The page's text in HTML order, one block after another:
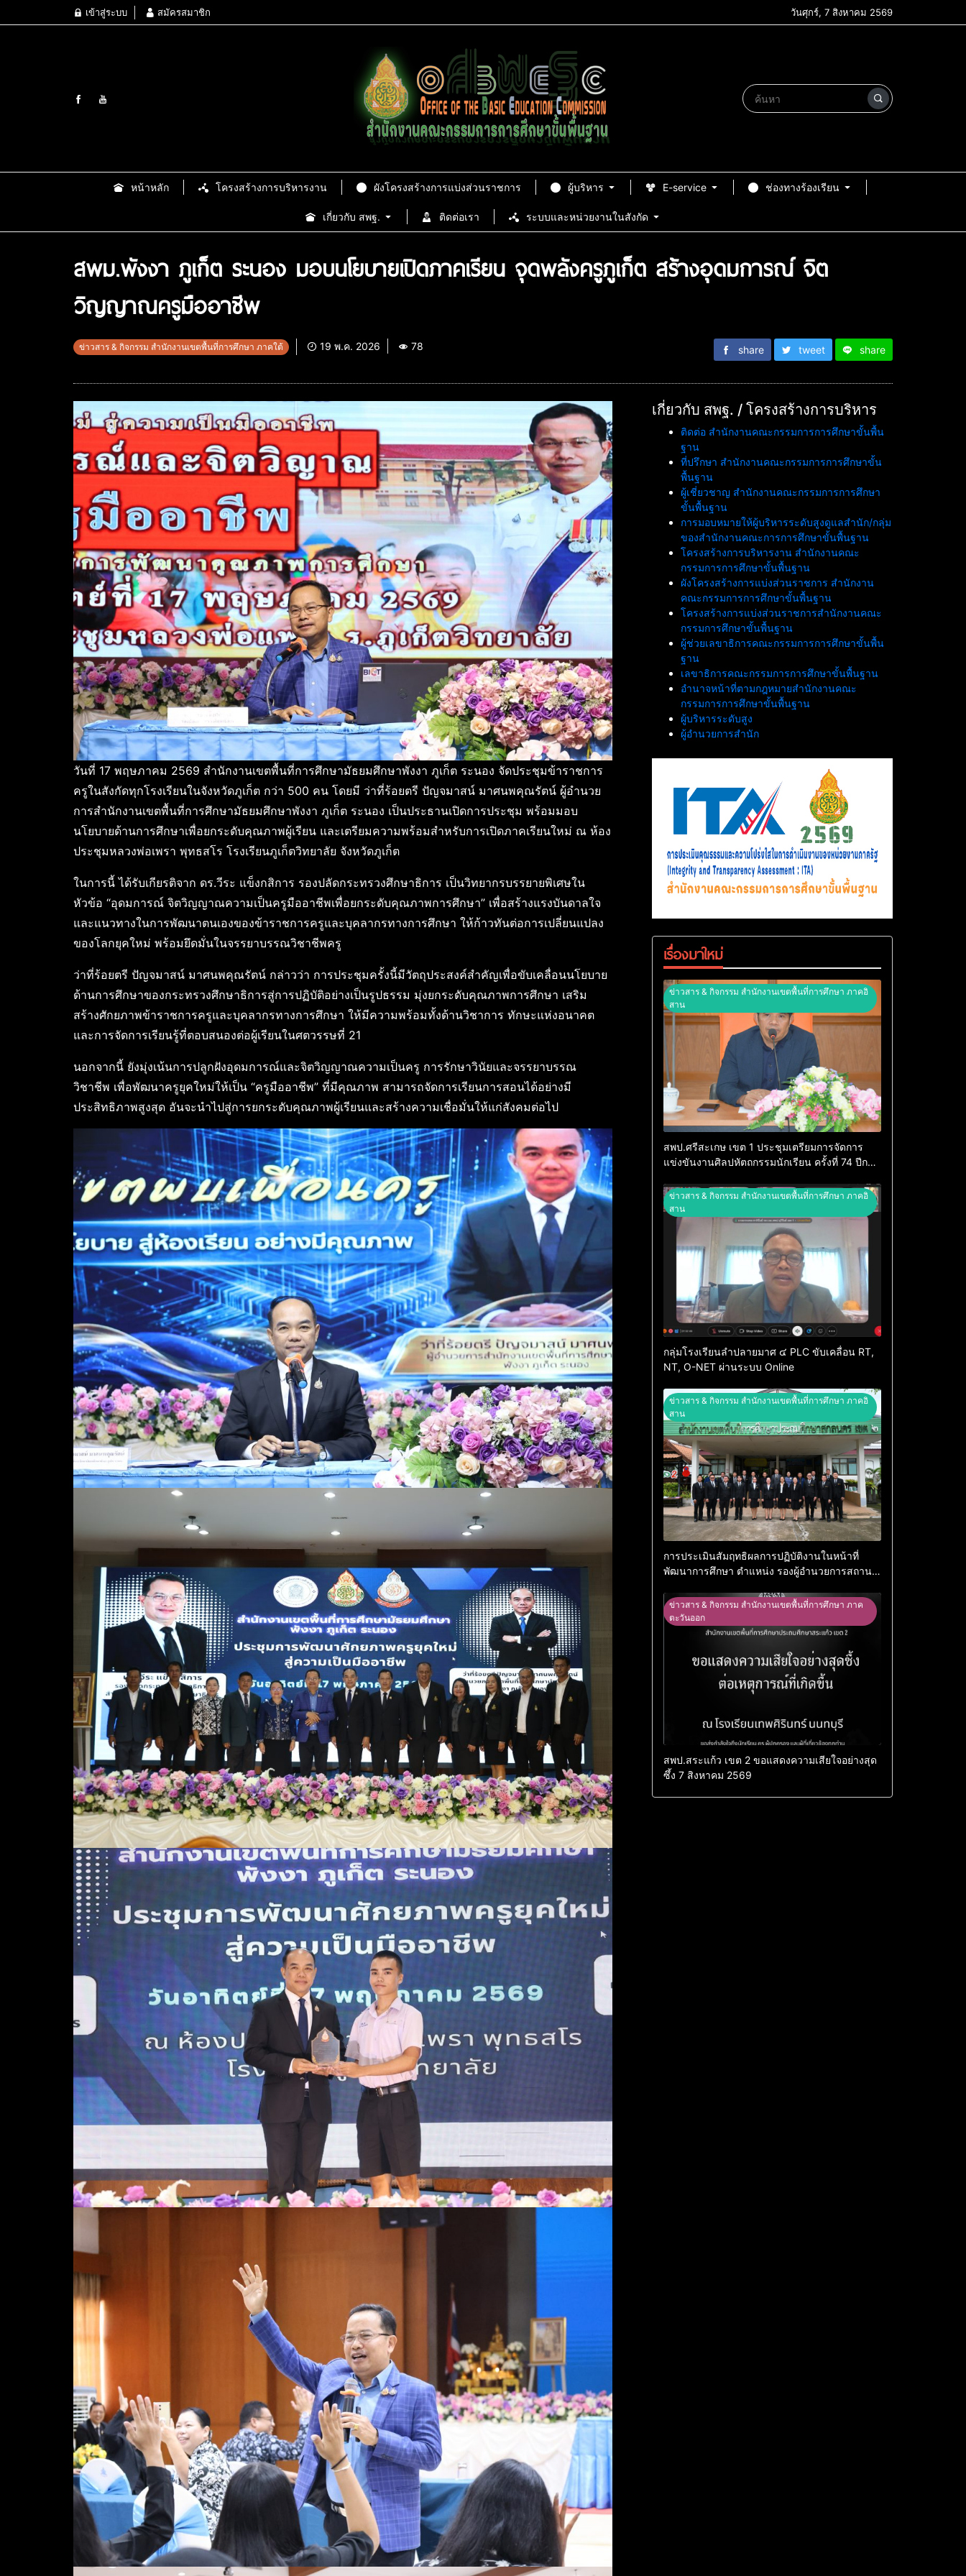
เข้าสู่ระบบ สมัครสมาชิก วันศุกร์, 7 สิงหาคม 2569
หน้าหลัก โครงสร้างการบริหารงาน ผังโครงสร้างการแบ่งส่วนราชการ ผู้บริหาร E-service ช่องทางร้องเรียน
เกี่ยวกับ สพฐ. ติดต่อเรา ระบบและหน่วยงานในสังกัด
สพม.พังงา ภูเก็ต ระนอง มอบนโยบายเปิดภาคเรียน จุดพลังครูภูเก็ต สร้างอุดมการณ์ จิต
วิญญาณครูมืออาชีพ
ข่าวสาร & กิจกรรม สำนักงานเขตพื้นที่การศึกษา ภาคใต้ 19 พ.ค. 2026 78 share tweet share
วันที่ 17 พฤษภาคม 2569 สำนักงานเขตพื้นที่การศึกษามัธยมศึกษาพังงา ภูเก็ต ระนอง จัดประชุมข้าราชการ
ครูในสังกัดทุกโรงเรียนในจังหวัดภูเก็ต กว่า 500 คน โดยมี ว่าที่ร้อยตรี ปัญจมาสน์ มาศนพคุณรัตน์ ผู้อำนวย
การสำนักงานเขตพื้นที่การศึกษามัธยมศึกษาพังงา ภูเก็ต ระนอง เป็นประธานเปิดการประชุม พร้อมมอบ
นโยบายด้านการศึกษาเพื่อยกระดับคุณภาพผู้เรียน และเตรียมความพร้อมสำหรับการเปิดภาคเรียนใหม่ ณ ห้อง
ประชุมหลวงพ่อเพรา พุทธสโร โรงเรียนภูเก็ตวิทยาลัย จังหวัดภูเก็ต
ในการนี้ ได้รับเกียรติจาก ดร.วีระ แข็งกสิการ รองปลัดกระทรวงศึกษาธิการ เป็นวิทยากรบรรยายพิเศษใน
หัวข้อ “อุดมการณ์ จิตวิญญาณความเป็นครูมืออาชีพเพื่อยกระดับคุณภาพการศึกษา” เพื่อสร้างแรงบันดาลใจ
และแนวทางในการพัฒนาตนเองของข้าราชการครูและบุคลากรทางการศึกษา ให้ก้าวทันต่อการเปลี่ยนแปลง
ของโลกยุคใหม่ พร้อมยึดมั่นในจรรยาบรรณวิชาชีพครู
ว่าที่ร้อยตรี ปัญจมาสน์ มาศนพคุณรัตน์ กล่าวว่า การประชุมครั้งนี้มีวัตถุประสงค์สำคัญเพื่อขับเคลื่อนนโยบาย
ด้านการศึกษาของกระทรวงศึกษาธิการสู่การปฏิบัติอย่างเป็นรูปธรรม มุ่งยกระดับคุณภาพการศึกษา เสริม
สร้างศักยภาพข้าราชการครูและบุคลากรทางการศึกษา ให้มีความพร้อมทั้งด้านวิชาการ ทักษะแห่งอนาคต
และการจัดการเรียนรู้ที่ตอบสนองต่อผู้เรียนในศตวรรษที่ 21
นอกจากนี้ ยังมุ่งเน้นการปลูกฝังอุดมการณ์และจิตวิญญาณความเป็นครู การรักษาวินัยและจรรยาบรรณ
วิชาชีพ เพื่อพัฒนาครูยุคใหม่ให้เป็น “ครูมืออาชีพ” ที่มีคุณภาพ สามารถจัดการเรียนการสอนได้อย่างมี
ประสิทธิภาพสูงสุด อันจะนำไปสู่การยกระดับคุณภาพผู้เรียนและสร้างความเชื่อมั่นให้แก่สังคมต่อไป
เกี่ยวกับ สพฐ. / โครงสร้างการบริหาร
ติดต่อ สำนักงานคณะกรรมการการศึกษาขั้นพื้น
ฐาน
ที่ปรึกษา สำนักงานคณะกรรมการการศึกษาขั้น
พื้นฐาน
ผู้เชี่ยวชาญ สำนักงานคณะกรรมการการศึกษา
ขั้นพื้นฐาน
การมอบหมายให้ผู้บริหารระดับสูงดูแลสำนัก/กลุ่ม
ของสำนักงานคณะการการศึกษาขั้นพื้นฐาน
โครงสร้างการบริหารงาน สำนักงานคณะ
กรรมการการศึกษาขั้นพื้นฐาน
ผังโครงสร้างการแบ่งส่วนราชการ สำนักงาน
คณะกรรมการการศึกษาขั้นพื้นฐาน
โครงสร้างการแบ่งส่วนราชการสำนักงานคณะ
กรรมการศึกษาขั้นพื้นฐาน
ผู้ช่วยเลขาธิการคณะกรรมการการศึกษาขั้นพื้น
ฐาน
เลขาธิการคณะกรรมการการศึกษาขั้นพื้นฐาน
อำนาจหน้าที่ตามกฎหมายสำนักงานคณะ
กรรมการการศึกษาขั้นพื้นฐาน
ผู้บริหารระดับสูง
ผู้อำนวยการสำนัก
เรื่องมาใหม่
ข่าวสาร & กิจกรรม สำนักงานเขตพื้นที่การศึกษา ภาคอิ
สาน
สพป.ศรีสะเกษ เขต 1 ประชุมเตรียมการจัดการ
แข่งขันงานศิลปหัตถกรรมนักเรียน ครั้งที่ 74 ปีการ
ข่าวสาร & กิจกรรม สำนักงานเขตพื้นที่การศึกษา ภาคอิ
สาน
กลุ่มโรงเรียนลำปลายมาศ ๔ PLC ขับเคลื่อน RT,
NT, O-NET ผ่านระบบ Online
ข่าวสาร & กิจกรรม สำนักงานเขตพื้นที่การศึกษา ภาคอิ
สาน
การประเมินสัมฤทธิผลการปฏิบัติงานในหน้าที่
พัฒนาการศึกษา ตำแหน่ง รองผู้อำนวยการสถาน
ข่าวสาร & กิจกรรม สำนักงานเขตพื้นที่การศึกษา ภาค
ตะวันออก
สพป.สระแก้ว เขต 2 ขอแสดงความเสียใจอย่างสุด
ซึ้ง 7 สิงหาคม 2569